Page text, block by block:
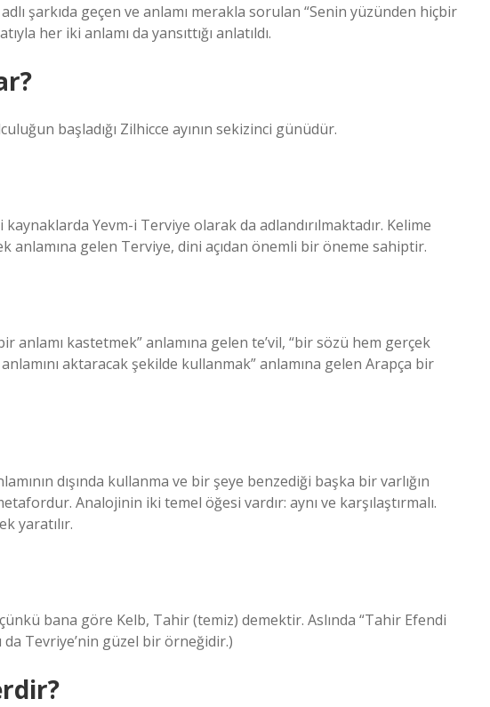
şarkıda geçen ve anlamı merakla sorulan “Senin yüzünden hiçbir
her iki anlamı da yansıttığı anlatıldı.
başladığı Zilhicce ayının sekizinci günüdür.
Yevm-i Terviye olarak da adlandırılmaktadır. Kelime
anlamına gelen Terviye, dini açıdan önemli bir öneme sahiptir.
anlamı kastetmek” anlamına gelen te’vil, “bir sözü hem gerçek
anlamını aktaracak şekilde kullanmak” anlamına gelen Arapça bir
dışında kullanma ve bir şeye benzediği başka bir varlığın
Analojinin iki temel öğesi vardır: aynı ve karşılaştırmalı.
yaratılır.
bana göre Kelb, Tahir (temiz) demektir. Aslında “Tahir Efendi
Tevriye’nin güzel bir örneğidir.)